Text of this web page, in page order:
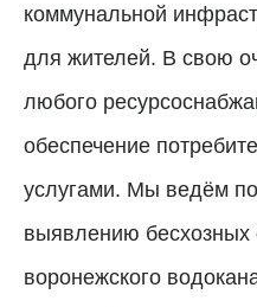
коммунальной
для жителей. В свою
любого
обеспечение
услугами. Мы ведём
выявлению бесхозных
воронежского